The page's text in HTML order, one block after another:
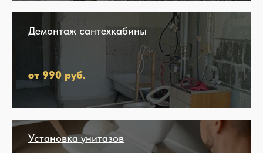
Демонтаж сантехкабины
от 990 руб.
Установка унитазов